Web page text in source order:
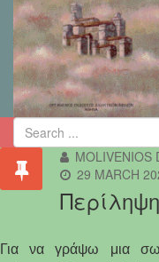
MOLIVENIOS
29 MARCH
Περίληψη
Για να γράψω μια